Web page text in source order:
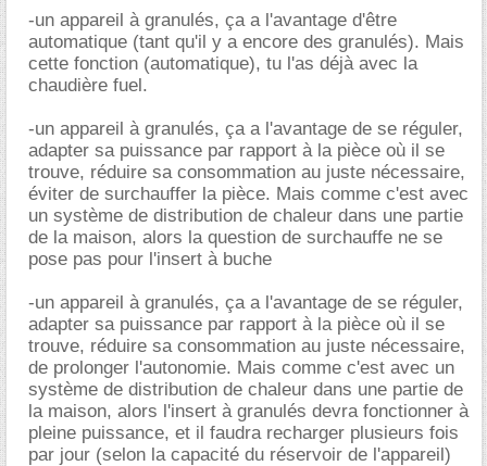
-un appareil à granulés, ça a l'avantage d'être
automatique (tant qu'il y a encore des granulés). Mais
cette fonction (automatique), tu l'as déjà avec la
chaudière fuel.
-un appareil à granulés, ça a l'avantage de se réguler,
adapter sa puissance par rapport à la pièce où il se
trouve, réduire sa consommation au juste nécessaire,
éviter de surchauffer la pièce. Mais comme c'est avec
un système de distribution de chaleur dans une partie
de la maison, alors la question de surchauffe ne se
pose pas pour l'insert à buche
-un appareil à granulés, ça a l'avantage de se réguler,
adapter sa puissance par rapport à la pièce où il se
trouve, réduire sa consommation au juste nécessaire,
de prolonger l'autonomie. Mais comme c'est avec un
système de distribution de chaleur dans une partie de
la maison, alors l'insert à granulés devra fonctionner à
pleine puissance, et il faudra recharger plusieurs fois
par jour (selon la capacité du réservoir de l'appareil)